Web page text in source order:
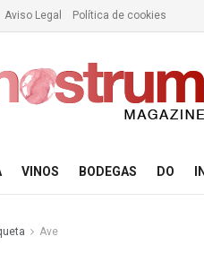
Aviso Legal Política de cookies
VINOS BODEGAS DO
Ave